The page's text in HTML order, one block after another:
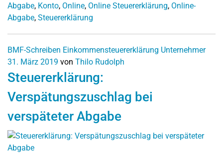
Abgabe, Konto, Online, Online Steuererklärung, Online-
Abgabe, Steuererklärung
BMF-Schreiben Einkommensteuererklärung Unternehmer
31. März 2019 von Thilo Rudolph
Steuererklärung:
Verspätungszuschlag bei
verspäteter Abgabe